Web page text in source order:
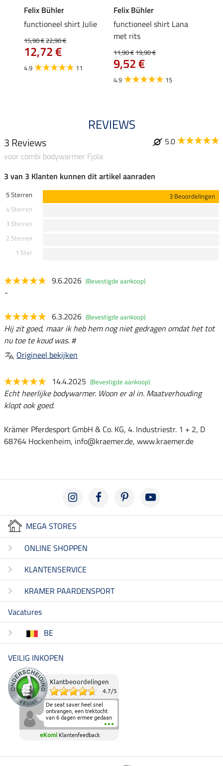
Felix Bühler
functioneel shirt Julie
15,90 €22,90 €
12,72 €
4.9 11
Felix Bühler
functioneel shirt Lana
met rits
11,90 €19,90 €
9,52 €
4.9 15
REVIEWS
3 Reviews
5.0
voor combi bodywarmer Fjola
3 van 3 Klanten kunnen dit artikel aanraden
5 Sterren
3 Beoordelingen
4 Sterren
3 Sterren
2 Sterren
1 Ster
9.6.2026 (Bevestigde aankoop)
-
6.3.2026 (Bevestigde aankoop)
Hij zit goed, maar ik heb hem nog niet gedragen omdat het tot
nu toe te koud was. #
Origineel bekijken
14.4.2025 (Bevestigde aankoop)
Echt heerlijke bodywarmer. Woon er al in. Maatverhouding
klopt ook goed.
Krämer Pferdesport GmbH & Co. KG, 4. Industriestr. 1 + 2, D
68764 Hockenheim, info@kraemer.de, www.kraemer.de
MEGA STORES
ONLINE SHOPPEN
KLANTENSERVICE
KRAMER PAARDENSPORT
Vacatures
BE
VEILIG INKOPEN
Klantbeoordelingen
4.7/5
De seat saver heel snel
ontvangen, een trektocht
van 6 dagen ermee gedaan
en deze heeft de beproeving
fantastisch doorstaan.
Heerlijk zacht om op te
elkaar in het zadel.
eKomi Klantenfeedback